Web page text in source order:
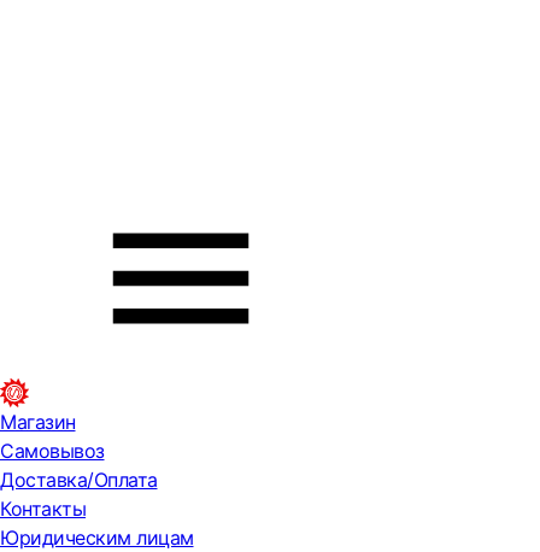
Магазин
Самовывоз
Доставка/Оплата
Контакты
Юридическим лицам